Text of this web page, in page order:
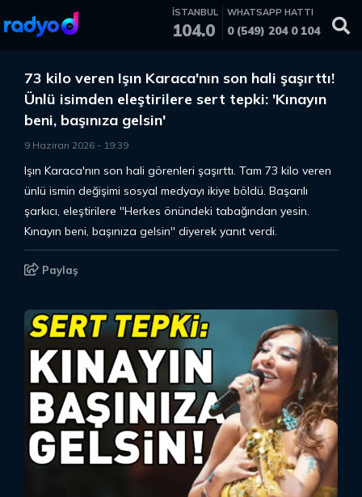
İSTANBUL
104.0
WHATSAPP HATTI
0 (549) 204 0 104
73 kilo veren Işın Karaca'nın son hali şaşırttı!
Ünlü isimden eleştirilere sert tepki: 'Kınayın
beni, başınıza gelsin'
9 Haziran 2026 - 19:39
Işın Karaca'nın son hali görenleri şaşırttı. Tam 73 kilo veren
ünlü ismin değişimi sosyal medyayı ikiye böldü. Başarılı
şarkıcı, eleştirilere ''Herkes önündeki tabağından yesin.
Kınayın beni, başınıza gelsin'' diyerek yanıt verdi.
Paylaş